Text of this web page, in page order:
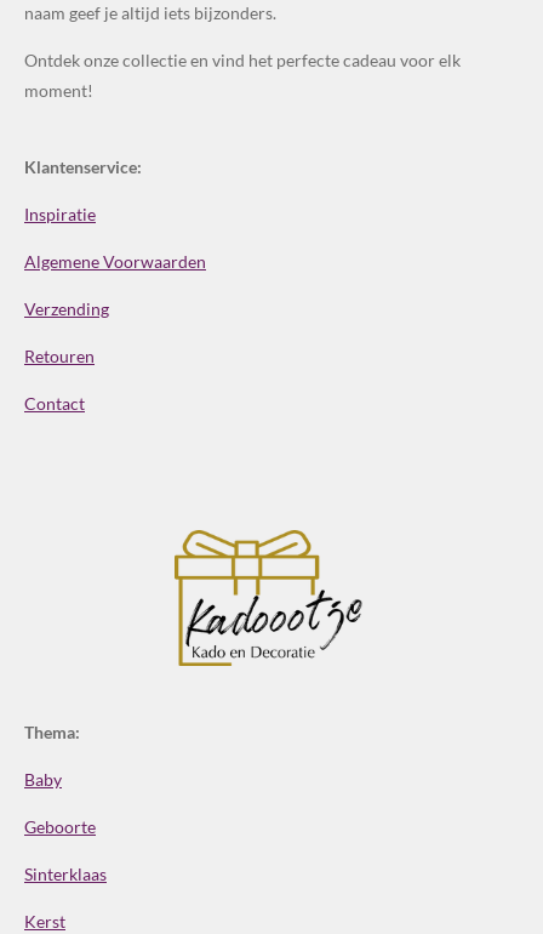
naam geef je altijd iets bijzonders.
Ontdek onze collectie en vind het perfecte cadeau voor elk
moment!
Klantenservice:
Inspiratie
Algemene Voorwaarden
Verzending
Retouren
Contact
Thema:
Baby
Geboorte
Sinterklaas
Kerst